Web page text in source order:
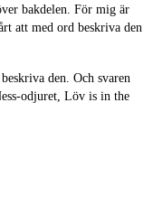
bakdelen. För mig är
att med ord beskriva den
den. Och svaren
odjuret, Löv is in the